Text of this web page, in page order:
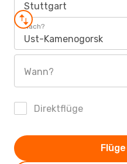
Stuttgart
Nach?
Ust-Kamenogorsk
Wann?
Direktflüge